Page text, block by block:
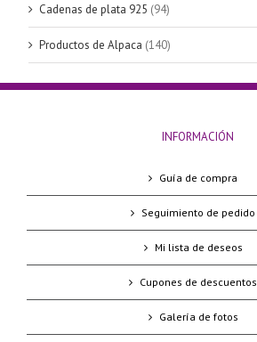
Cadenas de plata 925 (94)
Productos de Alpaca (140)
INFORMACIÓN
Guía de compra
Seguimiento de pedido
Mi lista de deseos
Cupones de descuentos
Galería de fotos